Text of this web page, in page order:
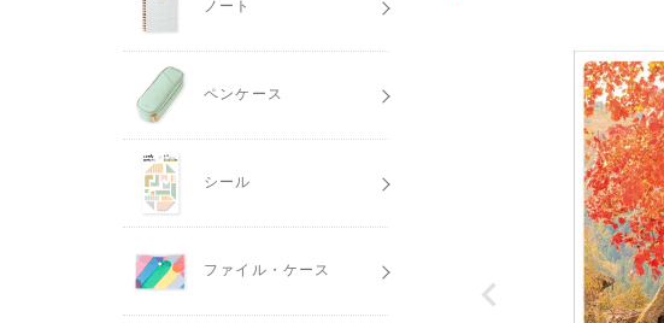
ノート
ペンケース
シール
ファイル・ケース